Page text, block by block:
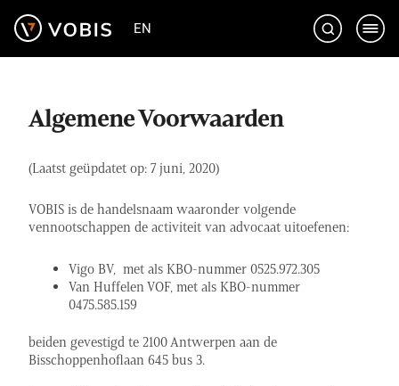
naar
de
EN
Algemene Voorwaarden
(Laatst geüpdatet op: 7 juni, 2020)
VOBIS is de handelsnaam waaronder volgende
vennootschappen de activiteit van advocaat uitoefenen:
Vigo BV, met als KBO-nummer 0525.972.305
Van Huffelen VOF, met als KBO-nummer
0475.585.159
beiden gevestigd te 2100 Antwerpen aan de
Bisschoppenhoflaan 645 bus 3.